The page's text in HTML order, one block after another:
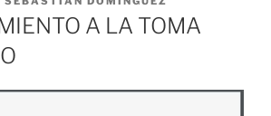
A LA TOMA